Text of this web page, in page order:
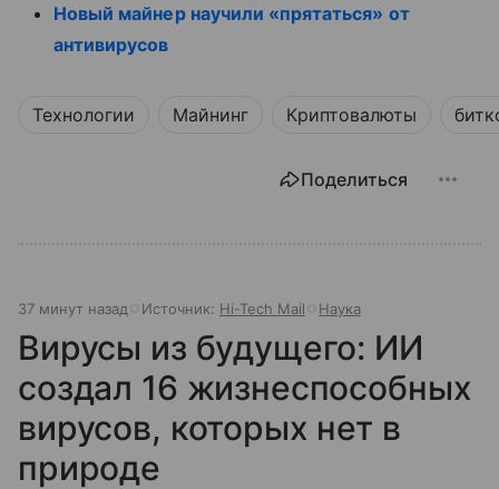
Новый майнер научили «прятаться» от
антивирусов
Технологии Майнинг Криптовалюты
Поделиться
37 минут назад Источник: Hi-Tech Mail Наука
Вирусы из будущего: ИИ
создал 16 жизнеспособных
вирусов, которых нет в
природе